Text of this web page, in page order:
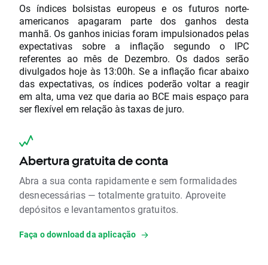
Os índices bolsistas europeus e os futuros norte-
americanos apagaram parte dos ganhos desta
manhã. Os ganhos inicias foram impulsionados pelas
expectativas sobre a inflação segundo o IPC
referentes ao mês de Dezembro. Os dados serão
divulgados hoje às 13:00h. Se a inflação ficar abaixo
das expectativas, os índices poderão voltar a reagir
em alta, uma vez que daria ao BCE mais espaço para
ser flexível em relação às taxas de juro.
Abertura gratuita de conta
Abra a sua conta rapidamente e sem formalidades
desnecessárias — totalmente gratuito. Aproveite
depósitos e levantamentos gratuitos.
Faça o download da aplicação